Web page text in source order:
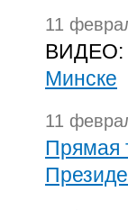
11
ВИДЕО:
Минске
11
Прямая